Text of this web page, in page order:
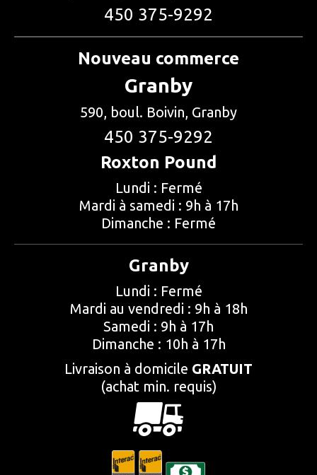
450 375-9292
Nouveau commerce
Granby
590, boul. Boivin, Granby
450 375-9292
Roxton Pound
Lundi : Fermé
Mardi à samedi : 9h à 17h
Dimanche : Fermé
Granby
Lundi : Fermé
Mardi au vendredi : 9h à 18h
Samedi : 9h à 17h
Dimanche : 10h à 17h
Livraison à domicile GRATUIT
(achat min. requis)